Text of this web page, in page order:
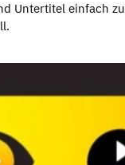
Untertitel einfach